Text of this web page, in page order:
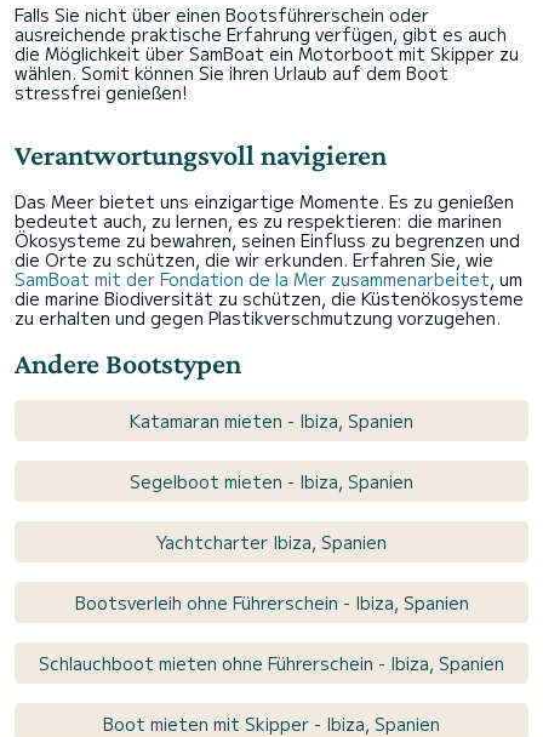
Falls Sie nicht über einen Bootsführerschein oder
ausreichende praktische Erfahrung verfügen, gibt es auch
die Möglichkeit über SamBoat ein Motorboot mit Skipper zu
wählen. Somit können Sie ihren Urlaub auf dem Boot
stressfrei genießen!
Verantwortungsvoll navigieren
Das Meer bietet uns einzigartige Momente. Es zu genießen
bedeutet auch, zu lernen, es zu respektieren: die marinen
Ökosysteme zu bewahren, seinen Einfluss zu begrenzen und
die Orte zu schützen, die wir erkunden. Erfahren Sie, wie
SamBoat mit der Fondation de la Mer zusammenarbeitet, um
die marine Biodiversität zu schützen, die Küstenökosysteme
zu erhalten und gegen Plastikverschmutzung vorzugehen.
Andere Bootstypen
Katamaran mieten - Ibiza, Spanien
Segelboot mieten - Ibiza, Spanien
Yachtcharter Ibiza, Spanien
Bootsverleih ohne Führerschein - Ibiza, Spanien
Schlauchboot mieten ohne Führerschein - Ibiza, Spanien
Boot mieten mit Skipper - Ibiza, Spanien